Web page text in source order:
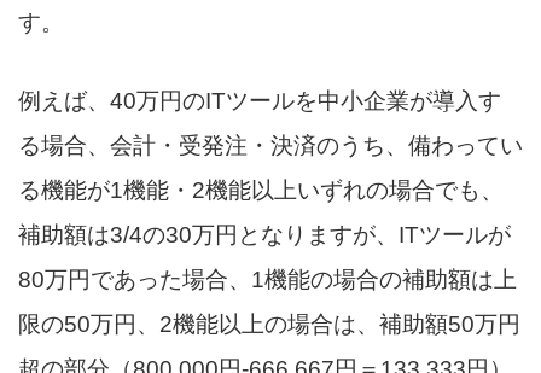
す。
例えば、40万円のITツールを中小企業が導入す
る場合、会計・受発注・決済のうち、備わってい
る機能が1機能・2機能以上いずれの場合でも、
補助額は3/4の30万円となりますが、ITツールが
80万円であった場合、1機能の場合の補助額は上
限の50万円、2機能以上の場合は、補助額50万円